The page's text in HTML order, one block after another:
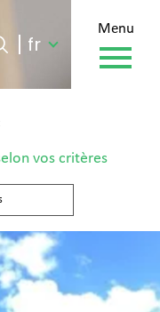
menu
fr
vos critères